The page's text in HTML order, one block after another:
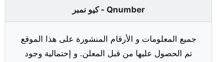
كيو نمبر - Qnumber
جميع المعلومات و الأرقام المنشورة على هذا الموقع
تم الحصول عليها من قبل المعلن. و إحتمالية وجود